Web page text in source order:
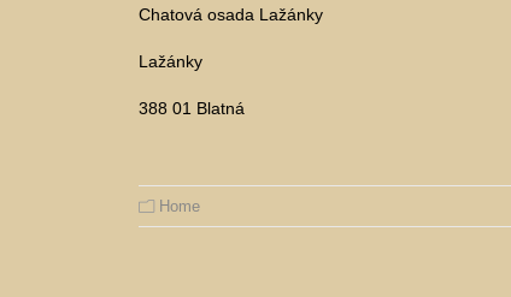
Chatová osada Lažánky
Lažánky
388 01 Blatná
Home